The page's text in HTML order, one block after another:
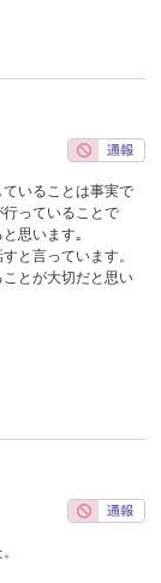
いることは事実で
っていることで
思います｡
と言っています。
とが大切だと思い